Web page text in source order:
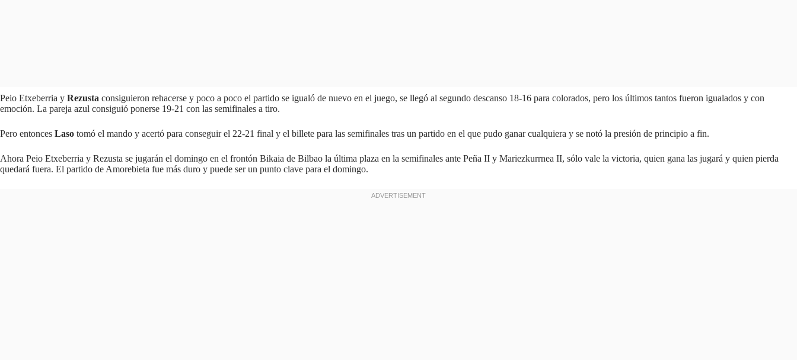
Peio Etxeberria y Rezusta consiguieron rehacerse y poco a poco el partido se igualó de nuevo en el juego, se llegó al segundo descanso 18-16 para colorados, pero los últimos tantos fueron igualados y con
emoción. La pareja azul consiguió ponerse 19-21 con las semifinales a tiro.
Pero entonces Laso tomó el mando y acertó para conseguir el 22-21 final y el billete para las semifinales tras un partido en el que pudo ganar cualquiera y se notó la presión de principio a fin.
Ahora Peio Etxeberria y Rezusta se jugarán el domingo en el frontón Bikaia de Bilbao la última plaza en la semifinales ante Peña II y Mariezkurrnea II, sólo vale la victoria, quien gana las jugará y quien pierda
quedará fuera. El partido de Amorebieta fue más duro y puede ser un punto clave para el domingo.